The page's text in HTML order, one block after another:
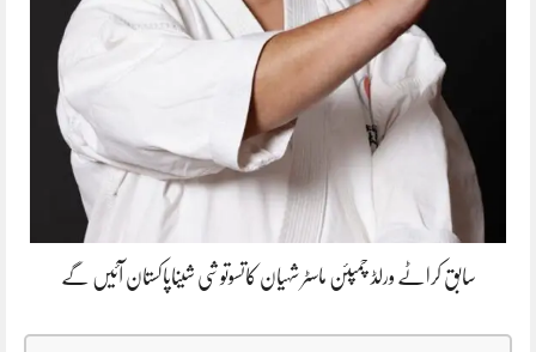
سابق کراٹے ورلڈ چمپئن ماسٹر شہیان کاتسوتوشی شیناپاکستان آئیں گے